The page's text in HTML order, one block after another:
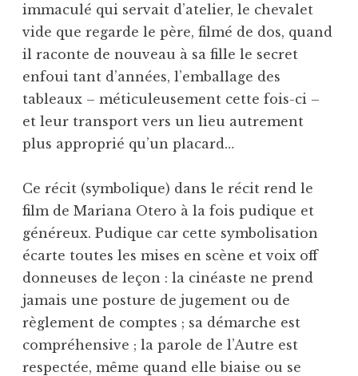
immaculé qui servait d’atelier, le chevalet
vide que regarde le père, filmé de dos, quand
il raconte de nouveau à sa fille le secret
enfoui tant d’années, l’emballage des
tableaux – méticuleusement cette fois-ci –
et leur transport vers un lieu autrement
plus approprié qu’un placard…
Ce récit (symbolique) dans le récit rend le
film de Mariana Otero à la fois pudique et
généreux. Pudique car cette symbolisation
écarte toutes les mises en scène et voix off
donneuses de leçon : la cinéaste ne prend
jamais une posture de jugement ou de
règlement de comptes ; sa démarche est
compréhensive ; la parole de l’Autre est
respectée, même quand elle biaise ou se